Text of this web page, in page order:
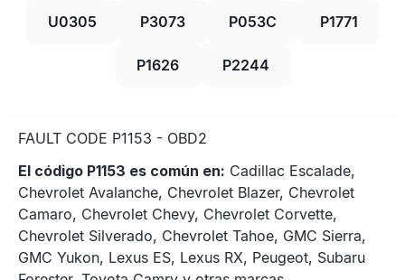
U0305 P3073 P053C P1771
P1626 P2244
FAULT CODE P1153 - OBD2
El código P1153 es común en: Cadillac Escalade,
Chevrolet Avalanche, Chevrolet Blazer, Chevrolet
Camaro, Chevrolet Chevy, Chevrolet Corvette,
Chevrolet Silverado, Chevrolet Tahoe, GMC Sierra,
GMC Yukon, Lexus ES, Lexus RX, Peugeot, Subaru